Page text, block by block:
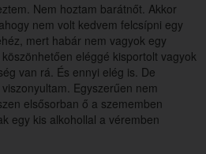
Nem hoztam barátnőt. Akkor
nem volt kedvem felcsípni egy
mert habár nem vagyok egy
eléggé kisportolt vagyok
van rá. És ennyi elég is. De
Egyszerűen nem
elsősorban ő a szememben
egy kis alkohollal a véremben